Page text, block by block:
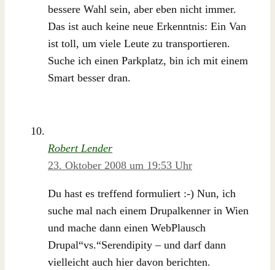
bessere Wahl sein, aber eben nicht immer.
Das ist auch keine neue Erkenntnis: Ein Van
ist toll, um viele Leute zu transportieren.
Suche ich einen Parkplatz, bin ich mit einem
Smart besser dran.
Robert Lender
23. Oktober 2008 um 19:53 Uhr
Du hast es treffend formuliert :-) Nun, ich
suche mal nach einem Drupalkenner in Wien
und mache dann einen WebPlausch
Drupal“vs.“Serendipity – und darf dann
vielleicht auch hier davon berichten.